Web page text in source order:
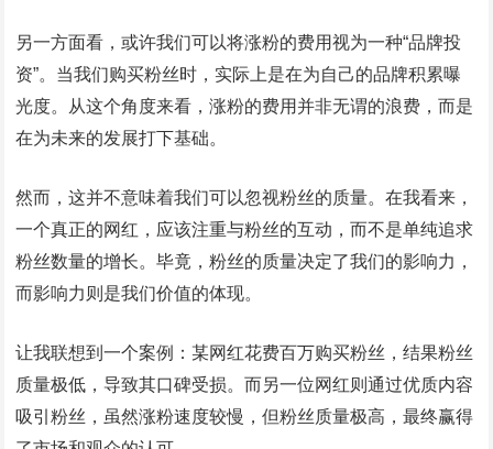
另一方面看，或许我们可以将涨粉的费用视为一种“品牌投
资”。当我们购买粉丝时，实际上是在为自己的品牌积累曝
光度。从这个角度来看，涨粉的费用并非无谓的浪费，而是
在为未来的发展打下基础。
然而，这并不意味着我们可以忽视粉丝的质量。在我看来，
一个真正的网红，应该注重与粉丝的互动，而不是单纯追求
粉丝数量的增长。毕竟，粉丝的质量决定了我们的影响力，
而影响力则是我们价值的体现。
让我联想到一个案例：某网红花费百万购买粉丝，结果粉丝
质量极低，导致其口碑受损。而另一位网红则通过优质内容
吸引粉丝，虽然涨粉速度较慢，但粉丝质量极高，最终赢得